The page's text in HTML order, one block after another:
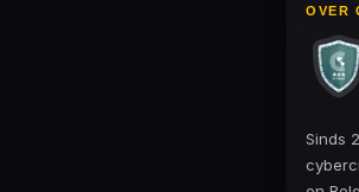
OVER
Sinds